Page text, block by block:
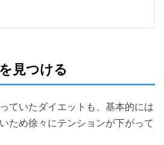
見つける
ていたダイエットも、基本的には
ため徐々にテンションが下がって